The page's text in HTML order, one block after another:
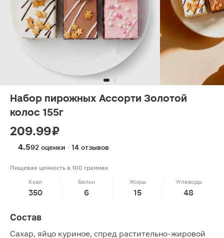
Набор пирожных Ассорти Золотой
колос 155г
209.99 ₽
4.592 оценки · 14 отзывов
Пищевая ценность в 100 граммах
Ккал
350
Белки
6
Жиры
15
Углеводы
48
Состав
Сахар, яйцо куриное, спред растительно-жировой